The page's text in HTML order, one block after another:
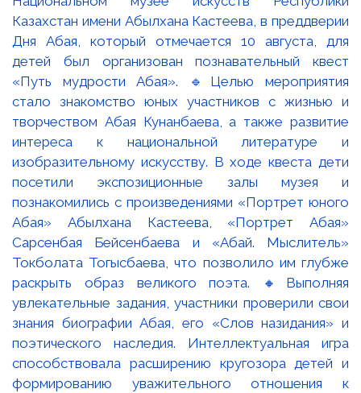
Казахстан имени Абылхана Кастеева, в преддверии
Дня Абая, который отмечается 10 августа, для
детей был организован познавательный квест
«Путь мудрости Абая». 🔹Целью мероприятия
стало знакомство юных участников с жизнью и
творчеством Абая Кунанбаева, а также развитие
интереса к национальной литературе и
изобразительному искусству. В ходе квеста дети
посетили экспозиционные залы музея и
познакомились с произведениями «Портрет юного
Абая» Абылхана Кастеева, «Портрет Абая»
Сарсенбая Бейсенбаева и «Абай. Мыслитель»
Токболата Тогысбаева, что позволило им глубже
раскрыть образ великого поэта. 🔸Выполняя
увлекательные задания, участники проверили свои
знания биографии Абая, его «Слов назидания» и
поэтического наследия. Интеллектуальная игра
способствовала расширению кругозора детей и
формированию уважительного отношения к